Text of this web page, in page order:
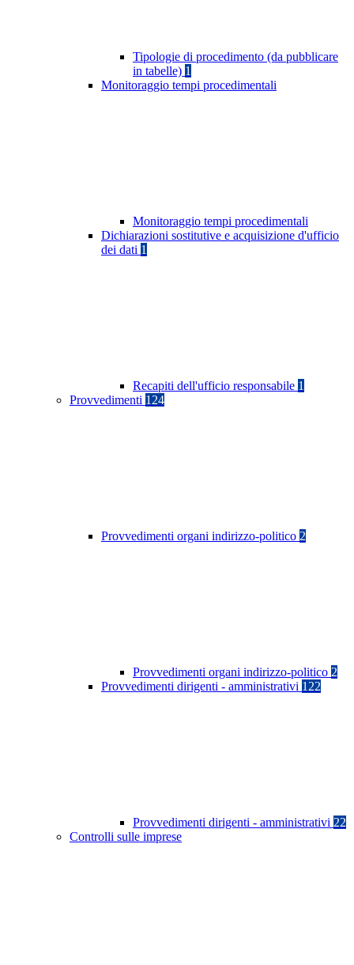
Tipologie di procedimento (da pubblicare
in tabelle) 1
Monitoraggio tempi procedimentali
Monitoraggio tempi procedimentali
Dichiarazioni sostitutive e acquisizione d'ufficio
dei dati 1
Recapiti dell'ufficio responsabile 1
Provvedimenti 124
Provvedimenti organi indirizzo-politico 2
Provvedimenti organi indirizzo-politico 2
Provvedimenti dirigenti - amministrativi 122
Provvedimenti dirigenti - amministrativi 22
Controlli sulle imprese